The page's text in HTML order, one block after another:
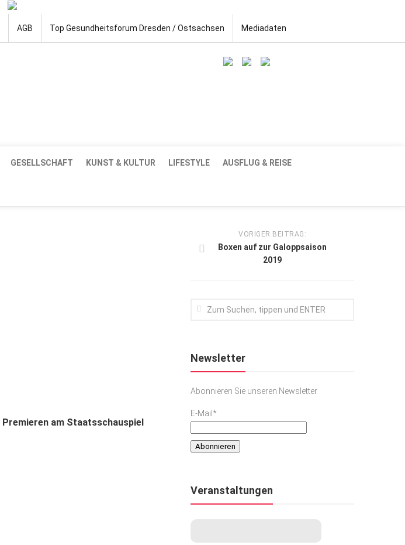
AGB Top Gesundheitsforum Dresden / Ostsachsen Mediadaten
GESELLSCHAFT KUNST & KULTUR LIFESTYLE AUSFLUG & REISE
Premieren am Staatsschauspiel
VORIGER BEITRAG:
Boxen auf zur Galoppsaison
2019
Newsletter
Abonnieren Sie unseren Newsletter
E-Mail*
Veranstaltungen